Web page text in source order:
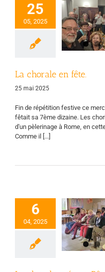
25
05, 2025
en fête.
Page d'accueil
des groupes
La chorale en fête.
25 mai 2025
Fin de répétition festive ce
fêtait sa 7ème dizaine. Les
d'un pèlerinage à Rome, en
Comme il [...]
6
04, 2025
prépare
Pâques.
Page d'accueil